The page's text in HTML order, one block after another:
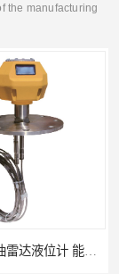
the manufacturing